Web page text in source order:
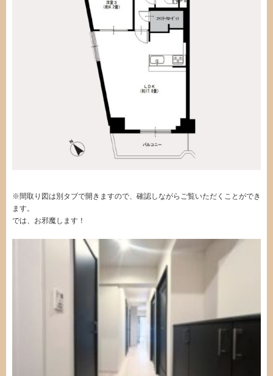
※間取り図は別タブで開きますので、確認しながらご覧いただくことができ
ます。
では、お邪魔します！